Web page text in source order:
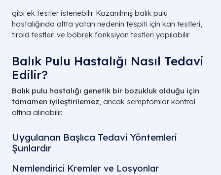
gibi ek testler istenebilir. Kazanılmış balık pulu
hastalığında altta yatan nedenin tespiti için kan testleri,
tiroid testleri ve böbrek fonksiyon testleri yapılabilir.
Balık Pulu Hastalığı Nasıl Tedavi
Edilir?
Balık pulu hastalığı genetik bir bozukluk olduğu için
tamamen iyileştirilemez, ancak semptomlar kontrol
altına alınabilir.
Uygulanan Başlıca Tedavi Yöntemleri
Şunlardır
Nemlendirici Kremler ve Losyonlar